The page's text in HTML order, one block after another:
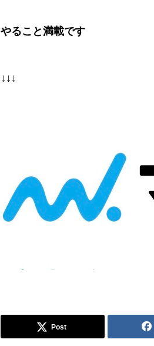
やること満載です
↓↓↓
Post